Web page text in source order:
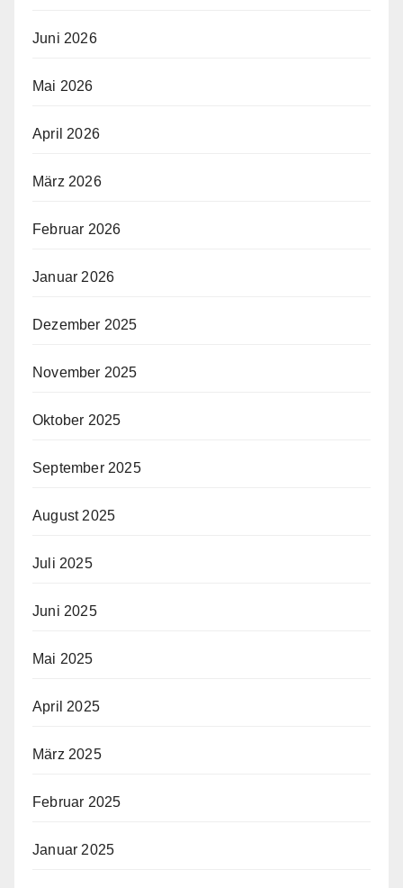
Juni 2026
Mai 2026
April 2026
März 2026
Februar 2026
Januar 2026
Dezember 2025
November 2025
Oktober 2025
September 2025
August 2025
Juli 2025
Juni 2025
Mai 2025
April 2025
März 2025
Februar 2025
Januar 2025